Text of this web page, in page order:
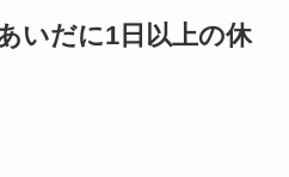
いだに1日以上の休